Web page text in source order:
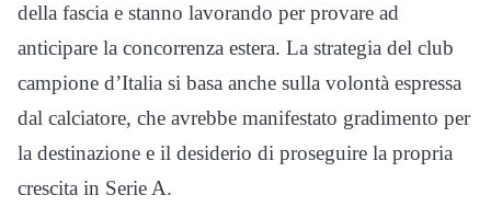
della fascia e stanno lavorando per provare ad
anticipare la concorrenza estera. La strategia del club
campione d’Italia si basa anche sulla volontà espressa
dal calciatore, che avrebbe manifestato gradimento per
la destinazione e il desiderio di proseguire la propria
crescita in Serie A.